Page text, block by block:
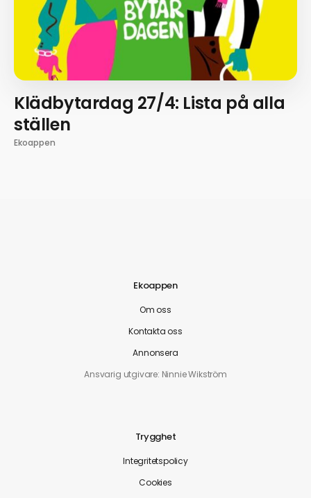
Klädbytardag 27/4: Lista på alla
ställen
Ekoappen
Ekoappen
Om oss
Kontakta oss
Annonsera
Ansvarig utgivare: Ninnie Wikström
Trygghet
Integritetspolicy
Cookies